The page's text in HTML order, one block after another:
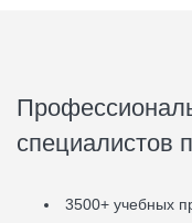
специалистов
3500+ учебных